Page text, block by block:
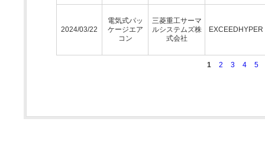
2024/03/22
電気式パッ
ケージエア
コン
三菱重工サーマ
ルシステムズ株
式会社
EXCEEDHYPER
1 2 3 4 5